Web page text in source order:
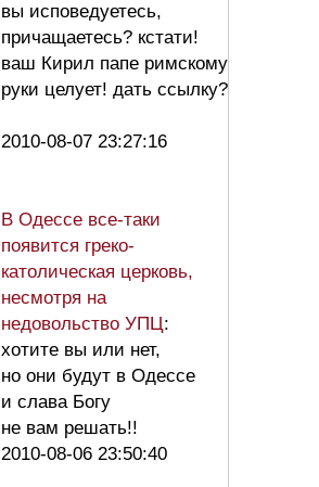
вы исповедуетесь,
причащаетесь? кстати!
ваш Кирил папе римскому
руки целует! дать ссылку?
2010-08-07 23:27:16
В Одессе все-таки
появится греко-
католическая церковь,
несмотря на
недовольство УПЦ:
хотите вы или нет,
но они будут в Одессе
и слава Богу
не вам решать!!
2010-08-06 23:50:40